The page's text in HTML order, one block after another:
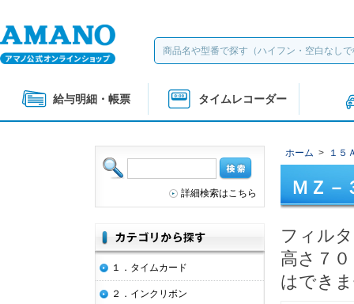
給与明細・帳票 タイムレコーダー
ホーム > １５
ＭＺ
フィル
高さ７
はでき
詳細検索はこちら
１．タイムカード
２．インクリボン